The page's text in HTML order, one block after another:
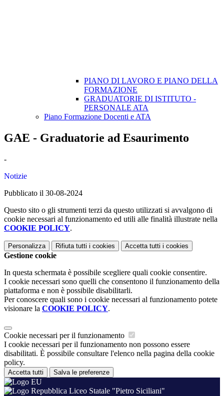
PIANO DI LAVORO E PIANO DELLA
FORMAZIONE
GRADUATORIE DI ISTITUTO -
PERSONALE ATA
Piano Formazione Docenti e ATA
GAE - Graduatorie ad Esaurimento
-
Notizie
Pubblicato il 30-08-2024
Questo sito o gli strumenti terzi da questo utilizzati si avvalgono di
cookie necessari al funzionamento ed utili alle finalità illustrate nella
COOKIE POLICY.
Personalizza Rifiuta tutti i cookies Accetta tutti i cookies
Gestione cookie
In questa schermata è possibile scegliere quali cookie consentire.
I cookie necessari sono quelli che consentono il funzionamento della
piattaforma e non è possibile disabilitarli.
Per conoscere quali sono i cookie necessari al funzionamento potete
visionare la COOKIE POLICY.
Cookie necessari per il funzionamento
I cookie necessari per il funzionamento non possono essere
disabilitati. È possibile consultare l'elenco nella pagina della cookie
policy.
Accetta tutti Salva le preferenze
Liceo Statale "Pietro Siciliani"